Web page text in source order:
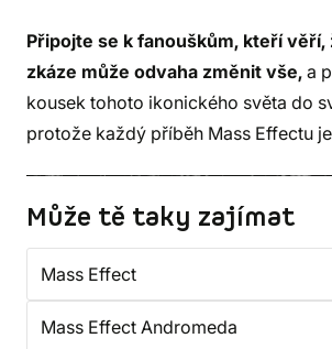
Připojte se k fanouškům, kteří
zkáze může odvaha změnit vše, a
kousek tohoto ikonického světa do
protože každý příběh Mass Effectu
Může tě taky zajímat
Mass Effect
Mass Effect Andromeda